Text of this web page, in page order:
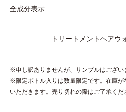
夜のドライヤー前に使えば、サロン
全成分表示
トリートメントヘアウ
※申し訳ありませんが、サンプルはござい
※限定ボトル入りは数量限定です。在庫が
いただきます。売り切れの際はご了承くだ